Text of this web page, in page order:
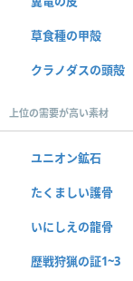
草食種の甲殻
クラノダスの頭殻
上位の需要が高い素材
ユニオン鉱石
たくましい護骨
いにしえの龍骨
歴戦狩猟の証1~3